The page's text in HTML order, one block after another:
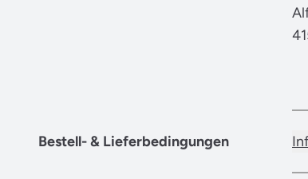
Bestell- & Lieferbedingungen